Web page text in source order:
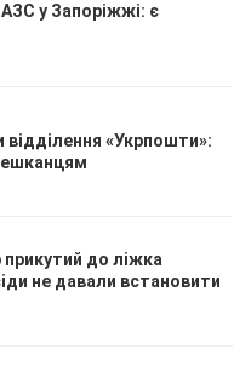
у Запоріжжі: є
відділення «Укрпошти»:
до ліжка
не давали встановити